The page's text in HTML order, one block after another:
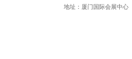
地址：厦门国际会展中心